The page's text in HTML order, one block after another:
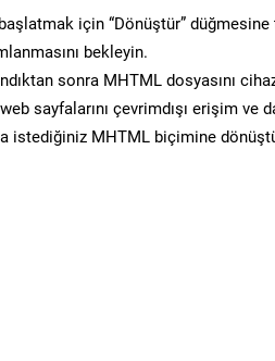
için “Dönüştür” düğmesine
bekleyin.
sonra MHTML dosyasını
sayfalarını çevrimdışı erişim ve
istediğiniz MHTML biçimine